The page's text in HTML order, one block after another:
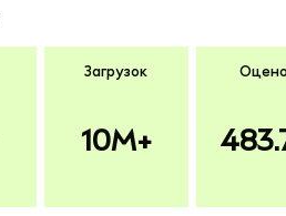
Загрузок
10M+